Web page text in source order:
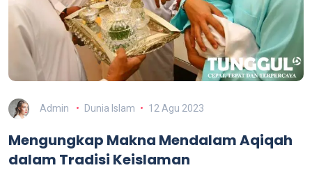
Admin Dunia Islam 12 Agu 2023
Mengungkap Makna Mendalam Aqiqah
dalam Tradisi Keislaman